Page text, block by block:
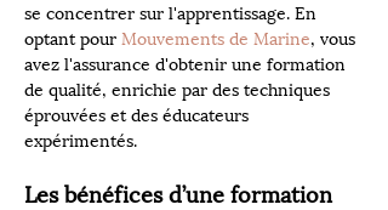
se concentrer sur l'apprentissage. En
optant pour Mouvements de Marine, vous
avez l'assurance d'obtenir une formation
de qualité, enrichie par des techniques
éprouvées et des éducateurs
expérimentés.
Les bénéfices d’une formation